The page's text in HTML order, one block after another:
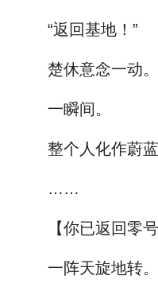
“返回基地！”
楚休意念一动。
一瞬间。
整个人化作蔚
……
【你已返回零
一阵天旋地转。